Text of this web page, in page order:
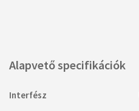
Alapvető specifikációk
Interfész